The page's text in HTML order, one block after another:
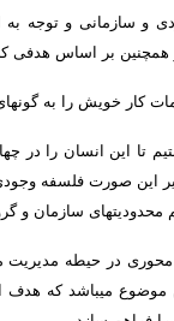
و سازمانی و توجه
بر اساس هدفی
خویش را به
تا این انسان را
این صورت فلسفه
سازمان و
در حیطه مدیریت
می­باشد که هدف